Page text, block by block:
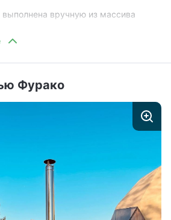
вручную из массива
двуспальным матрасом;
полотенца;
внутри:
Фурако